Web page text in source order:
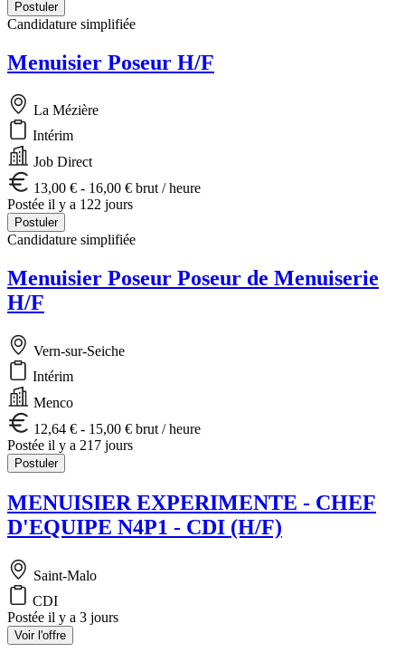
Postuler
Candidature simplifiée
Menuisier Poseur H/F
La Mézière
Intérim
Job Direct
13,00 € - 16,00 € brut / heure
Postée il y a 122 jours
Postuler
Candidature simplifiée
Menuisier Poseur Poseur de Menuiserie
H/F
Vern-sur-Seiche
Intérim
Menco
12,64 € - 15,00 € brut / heure
Postée il y a 217 jours
Postuler
MENUISIER EXPERIMENTE - CHEF
D'EQUIPE N4P1 - CDI (H/F)
Saint-Malo
CDI
Postée il y a 3 jours
Voir l'offre